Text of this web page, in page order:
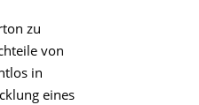
zu
von
in
eines